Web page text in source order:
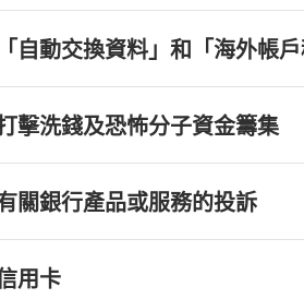
「自動交換資料」和「海外帳
擊洗錢及恐怖分子資金籌集
關銀行產品或服務的投訴
用卡